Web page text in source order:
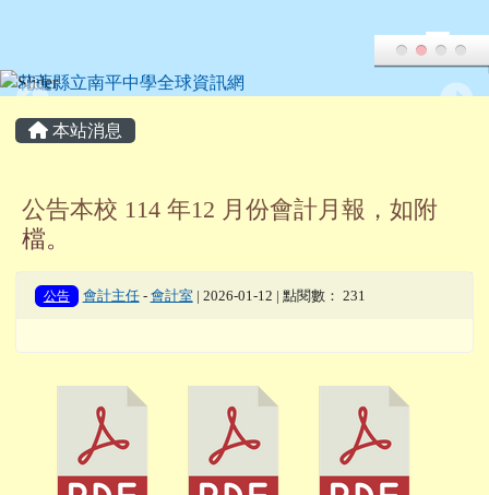
主內容區域
本站消息
公告本校 114 年12 月份會計月報，如附
檔。
公告 會計主任- 會計室 | 2026-01-12 | 點閱數： 231
頁尾區域